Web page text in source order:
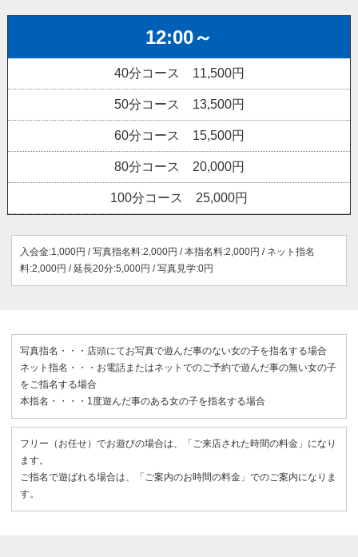
12:00～
40分コース 11,500円
50分コース 13,500円
60分コース 15,500円
80分コース 20,000円
100分コース 25,000円
入会金:1,000円 / 写真指名料:2,000円 / 本指名料:2,000円 / ネット指名
料:2,000円 / 延長20分:5,000円 / 写真見学:0円
写真指名・・・店頭にてお写真で遊んだ事のない女の子を指名する場合
ネット指名・・・お電話またはネットでのご予約で遊んだ事の無い女の子
をご指名する場合
本指名・・・・1度遊んだ事のある女の子を指名する場合
フリー（お任せ）でお遊びの場合は、「ご来店された時間の料金」になり
ます。
ご指名で遊ばれる場合は、「ご案内のお時間の料金」でのご案内になりま
す。